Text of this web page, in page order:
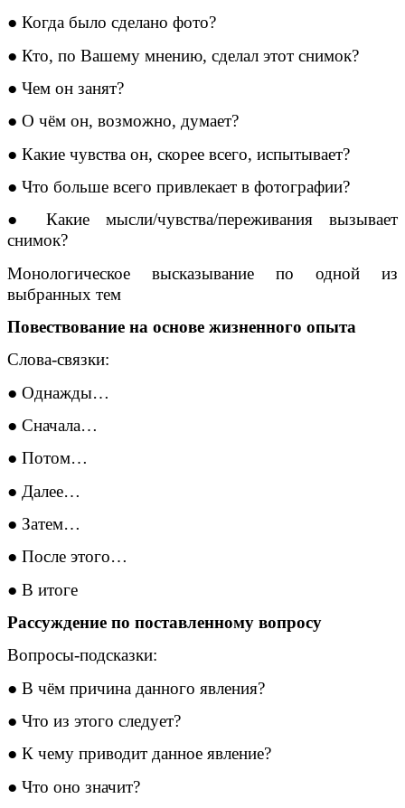
● Когда было сделано фото?
● Кто, по Вашему мнению, сделал этот снимок?
● Чем он занят?
● О чём он, возможно, думает?
● Какие чувства он, скорее всего, испытывает?
● Что больше всего привлекает в фотографии?
● Какие мысли/чувства/переживания вызывает
снимок?
Монологическое высказывание по одной из
выбранных тем
Повествование на основе жизненного опыта
Слова-связки:
● Однажды…
● Сначала…
● Потом…
● Далее…
● Затем…
● После этого…
● В итоге
Рассуждение по поставленному вопросу
Вопросы-подсказки:
● В чём причина данного явления?
● Что из этого следует?
● К чему приводит данное явление?
● Что оно значит?